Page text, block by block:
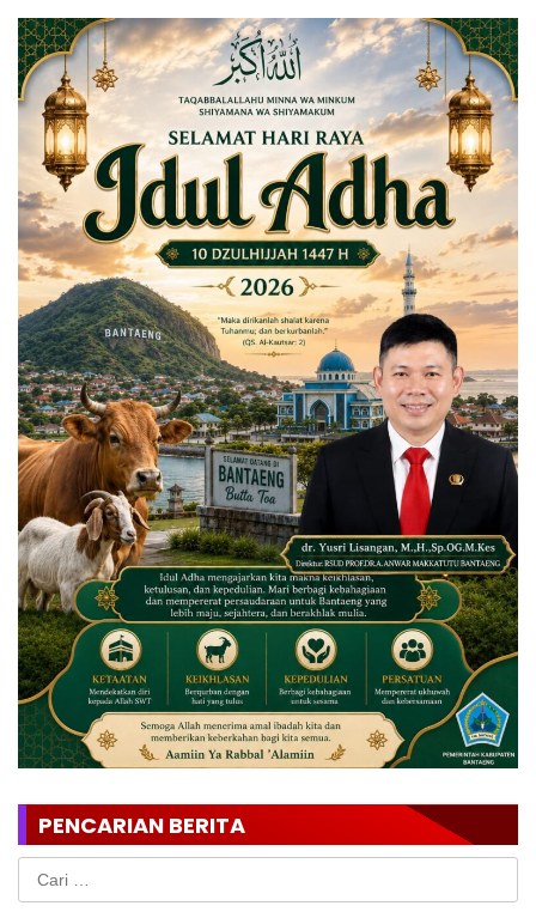
PENCARIAN BERITA
Cari
untuk: